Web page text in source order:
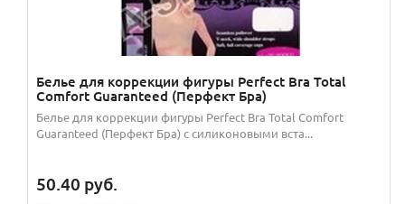
Белье для коррекции фигуры Perfect Bra Total
Comfort Guaranteed (Перфект Бра)
Белье для коррекции фигуры Perfect Bra Total Comfort
Guaranteed (Перфект Бра) c силиконовыми вста...
50.40 руб.